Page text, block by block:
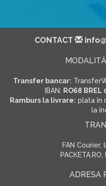
CONTACT
Transfer bancar:
IBAN: RO68 BREL
Ramburs la livrare: plata în
la
FAN
ADRESA